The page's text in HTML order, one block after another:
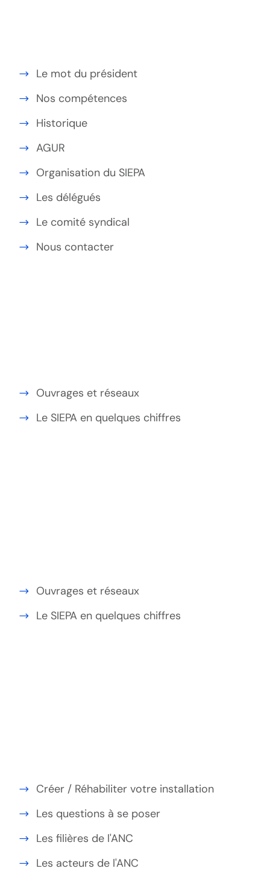
Le mot du président
Nos compétences
Historique
AGUR
Organisation du SIEPA
Les délégués
Le comité syndical
Nous contacter
Ouvrages et réseaux
Le SIEPA en quelques chiffres
Ouvrages et réseaux
Le SIEPA en quelques chiffres
Créer / Réhabiliter votre installation
Les questions à se poser
Les filières de l'ANC
Les acteurs de l'ANC